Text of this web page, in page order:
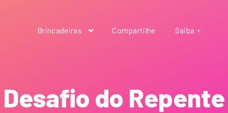
Brincadeiras Compartilhe Saiba +
Desafio do Repente